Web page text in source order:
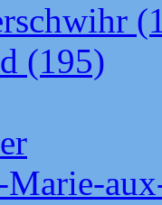
(195)
Marie-